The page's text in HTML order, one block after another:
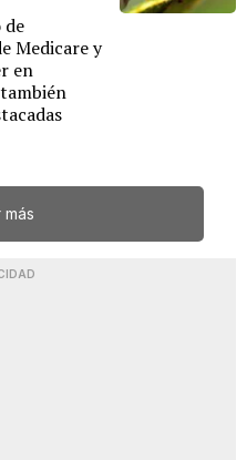
de
Medicare y
en
más